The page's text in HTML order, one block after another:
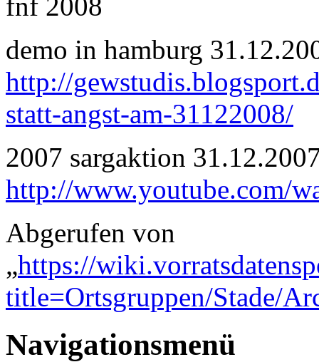
demo in hamburg
http://
statt-angst-am-31122008/
2007 sargaktion
http://www.youtube.com/
Abgerufen von
„https://
title=Ortsgruppen/Stade/
Navigationsmenü